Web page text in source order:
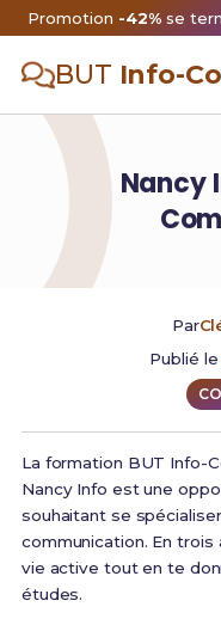
Promotion -42%se
BUT Info-
Nancy
Par
Publié le
La formation BUT Info-
Nancy Info est une
souhaitant se
communication. En
vie active tout en te
études.